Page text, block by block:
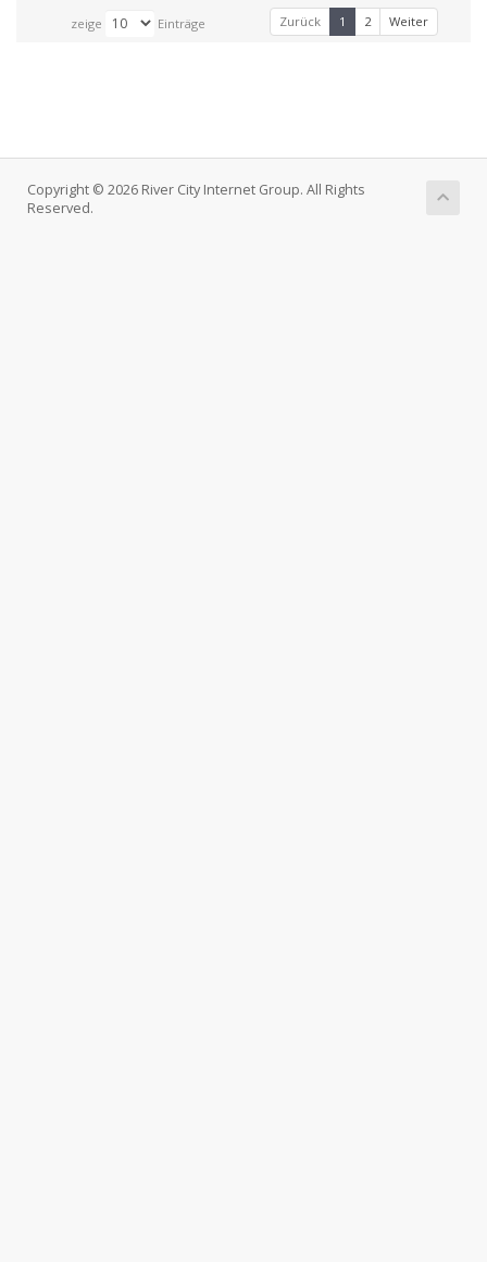
Zurück 1 2 Weiter
zeige Einträge
Copyright © 2026 River City Internet Group. All Rights
Reserved.